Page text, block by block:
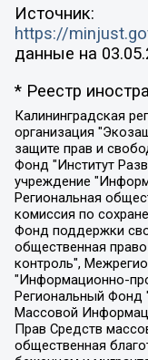
Источник:
https://
данные на
* Реестр
Калининградская региональная общественная организация "Экозащита!-Женсовет", Фонд содействия защите прав и свобод граждан "Общественный вердикт", Фонд "Институт Развития Свободы Информации", Частное учреждение "Информационное агентство МЕМО. РУ", Региональная общественная организация "Общественная комиссия по сохранению наследия академика Сахарова", Фонд поддержки свободы прессы, Санкт-Петербургская общественная правозащитная организация "Гражданский контроль", Межрегиональная общественная организация "Информационно-просветительский центр "Мемориал", Региональный Фонд "Центр Защиты Прав Средств Массовой Информации", с 05.12.2023 Фонд "Центр Защиты Прав Средств массовой информации", Региональная общественная благотворительная организация помощи беженцам и мигрантам "Гражданское содействие", Негосударственное образовательное учреждение дополнительного профессионального образования (повышение квалификации) специалистов "АКАДЕМИЯ ПО ПРАВАМ ЧЕЛОВЕКА", Свердловская региональная общественная организация "Сутяжник", Автономная некоммерческая организация "Центр независимых социологических исследований", Союз общественных объединений "Российский исследовательский центр по правам человека", Региональное общественное учреждение научно-информационный центр "МЕМОРИАЛ", Некоммерческая организация "Фонд защиты гласности", Автономная некоммерческая организация "Институт прав человека", Городская общественная организация "Екатеринбургское общество "МЕМОРИАЛ", Городская общественная организация "Рязанское историко-просветительское и правозащитное общество "Мемориал" (Рязанский Мемориал), Челябинский региональный орган общественной самодеятельности – женское общественное объединение "Женщины Евразии", Челябинский региональный орган общественной самодеятельности "Уральская правозащитная группа", Фонд содействия защите здоровья и социальной справедливости имени Андрея Рылькова, Автономная Некоммерческая Организация "Аналитический Центр Юрия Левады", Автономная некоммерческая организация социальной поддержки населения "Проект Апрель", Региональная общественная организация помощи женщинам и детям, находящимся в кризисной ситуации "Информационно-методический центр "Анна", Фонд содействия развитию массовых коммуникаций и правовому просвещению "Так-так-Так", Фонд содействия устойчивому развитию "Серебряная тайга", Свердловский региональный общественный фонд социальных проектов "Новое время", "Idel.Реалии", Кавказ.Реалии, Крым.Реалии, Телеканал Настоящее Время, Татаро-башкирская служба Радио Свобода (Azatliq Radiosi), Радио Свободная Европа/Радио Свобода (PCE/PC), "Сибирь.Реалии", "Фактограф", Благотворительный фонд помощи осужденным и их семьям, Автономная некоммерческая организация "Институт глобализации и социальных движений", Фонд "В защиту прав заключенных", Частное учреждение "Центр поддержки и содействия развитию средств массовой информации", Пензенский региональный общественный благотворительный фонд "Гражданский союз", "Север.Реалии", Некоммерческая организация Фонд "Правовая инициатива", Общество с ограниченной ответственностью "Радио Свободная Европа/Радио Свобода", Чешское информационное агентство "MEDIUM-ORIENT", Красноярская региональная общественная организация "Мы против СПИДа", Камалягин Денис Николаевич, Маркелов Сергей Евгеньевич, Пономарев Лев Александрович, Савицкая Людмила Алексеевна, Автономная некоммерческая организация "Центр по работе с проблемой насилия "НАСИЛИЮ.НЕТ", Межрегиональный профессиональный союз работников здравоохранения "Альянс врачей", Юридическое лицо, зарегистрированное в Латвийской Республике, SIA "Medusa Project" (регистрационный номер 40103797863, дата регистрации 10.06.2014), Некоммерческая организация "Фонд по борьбе с коррупцией", Автономная некоммерческая организация "Институт права и публичной политики", Баданин Роман Сергеевич, Гликин Максим Александрович, Железнова Мария Михайловна, Лукьянова Юлия Сергеевна, Маетная Елизавета Витальевна, Маняхин Петр Борисович, Чуракова Ольга Владимировна, Ярош Юлия Петровна, Юридическое лицо "The Insider SIA", зарегистрированное в Риге, Латвийская Республика (дата регистрации 26.06.2015), являющееся администратором доменного имени интернет-издания "The Insider SIA", https://theins.ru, Постернак Алексей Евгеньевич, Рубин Михаил Аркадьевич, Анин